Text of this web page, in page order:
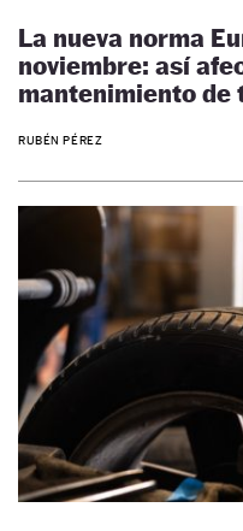
La nueva norma
noviembre: así
mantenimiento de
RUBÉN PÉREZ